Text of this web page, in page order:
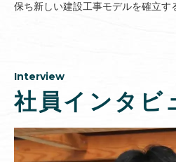
保ち新しい建設工事モデルを確立す
Interview
社員インタビ